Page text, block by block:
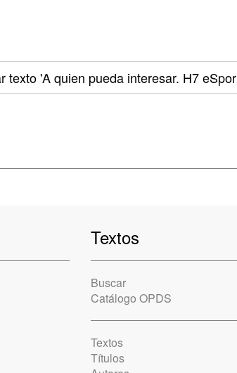
texto'A quien pueda interesar. H7
Textos
Buscar
Catálogo OPDS
Textos
Títulos